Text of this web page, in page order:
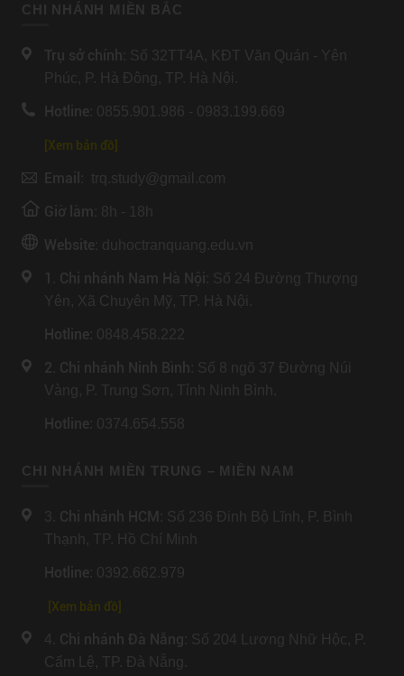
CHI NHÁNH MIỀN BẮC
Trụ sở chính: Số 32TT4A, KĐT Văn Quán - Yên
Phúc, P. Hà Đông, TP. Hà Nội.
Hotline: 0855.901.986 - 0983.199.669
[Xem bản đồ]
Email: trq.study@gmail.com
Giờ làm: 8h - 18h
Website: duhoctranquang.edu.vn
1. Chi nhánh Nam Hà Nội: Số 24 Đường Thượng
Yên, Xã Chuyên Mỹ, TP. Hà Nội.
Hotline: 0848.458.222
2. Chi nhánh Ninh Bình: Số 8 ngõ 37 Đường Núi
Vàng, P. Trung Sơn, Tỉnh Ninh Bình.
Hotline: 0374.654.558
CHI NHÁNH MIỀN TRUNG – MIỀN NAM
3. Chi nhánh HCM : Số 236 Đinh Bộ Lĩnh, P. Bình
Thạnh, TP. Hồ Chí Minh
Hotline: 0392.662.979
[Xem bản đồ]
4. Chi nhánh Đà Nẵng: Số 204 Lương Nhữ Hộc, P.
Cẩm Lệ, TP. Đà Nẵng.